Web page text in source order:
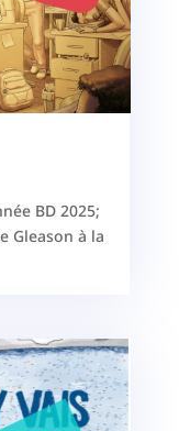
BD 2025;
Gleason à la